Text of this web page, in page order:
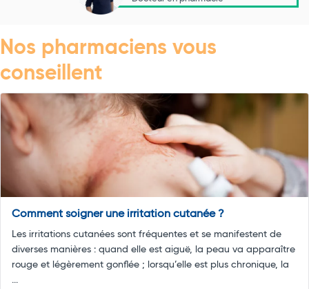
Nos pharmaciens vous
conseillent
Comment soigner une irritation cutanée ?
Les irritations cutanées sont fréquentes et se manifestent de
diverses manières : quand elle est aiguë, la peau va apparaître
rouge et légèrement gonflée ; lorsqu’elle est plus chronique, la
...